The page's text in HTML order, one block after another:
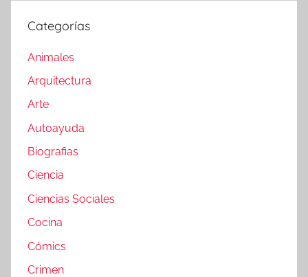
Categorías
Animales
Arquitectura
Arte
Autoayuda
Biografias
Ciencia
Ciencias Sociales
Cocina
Cómics
Crimen